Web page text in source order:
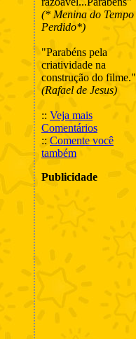
(* Menina do Tempo
Perdido*)
"Parabéns pela
criatividade na
construção do filme."
(Rafael de Jesus)
:: Veja mais
Comentários
:: Comente você
também
Publicidade